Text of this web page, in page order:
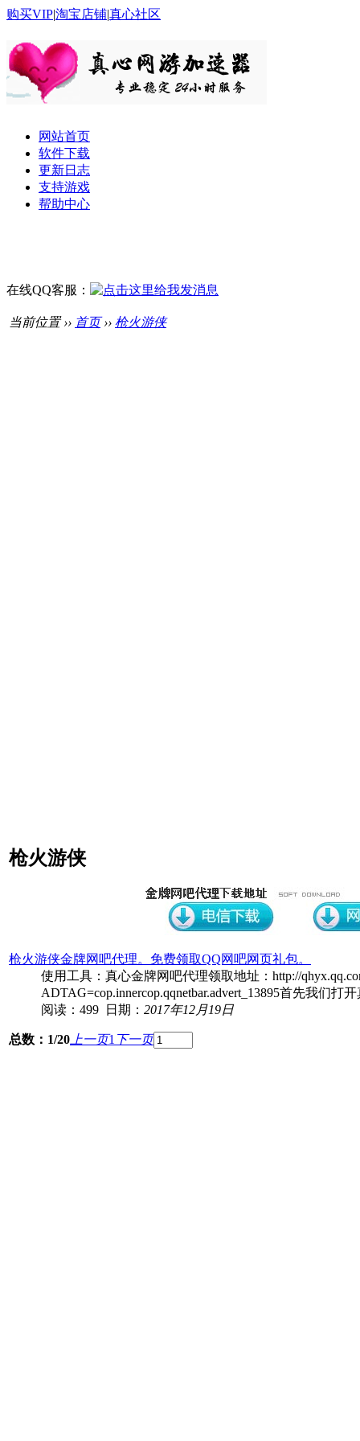
购买VIP|淘宝店铺|真心社区
网站首页
软件下载
更新日志
支持游戏
帮助中心
在线QQ客服：
当前位置 ›› 首页›› 枪火游侠
枪火游侠
枪火游侠金牌网吧代理。免费领取QQ网吧网页礼包。
使用工具：真心金牌网吧代理领取地址：http://
ADTAG=cop.innercop.qqnetbar.advert_13895首先我们打
阅读：499 日期： 2017年12月19日
总数：1/20 上一页1 下一页